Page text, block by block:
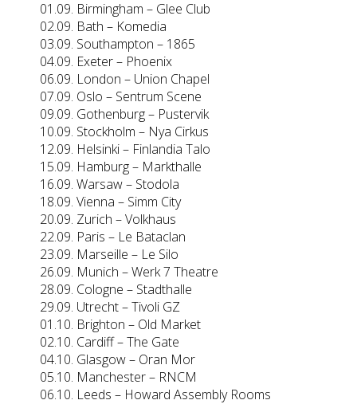
01.09. Birmingham – Glee Club
02.09. Bath – Komedia
03.09. Southampton – 1865
04.09. Exeter – Phoenix
06.09. London – Union Chapel
07.09. Oslo – Sentrum Scene
09.09. Gothenburg – Pustervik
10.09. Stockholm – Nya Cirkus
12.09. Helsinki – Finlandia Talo
15.09. Hamburg – Markthalle
16.09. Warsaw – Stodola
18.09. Vienna – Simm City
20.09. Zurich – Volkhaus
22.09. Paris – Le Bataclan
23.09. Marseille – Le Silo
26.09. Munich – Werk 7 Theatre
28.09. Cologne – Stadthalle
29.09. Utrecht – Tivoli GZ
01.10. Brighton – Old Market
02.10. Cardiff – The Gate
04.10. Glasgow – Oran Mor
05.10. Manchester – RNCM
06.10. Leeds – Howard Assembly Rooms